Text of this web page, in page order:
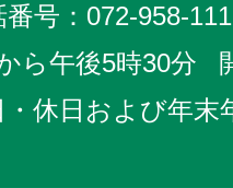
号： 072-958-
ら午後5時30分
・休日および年